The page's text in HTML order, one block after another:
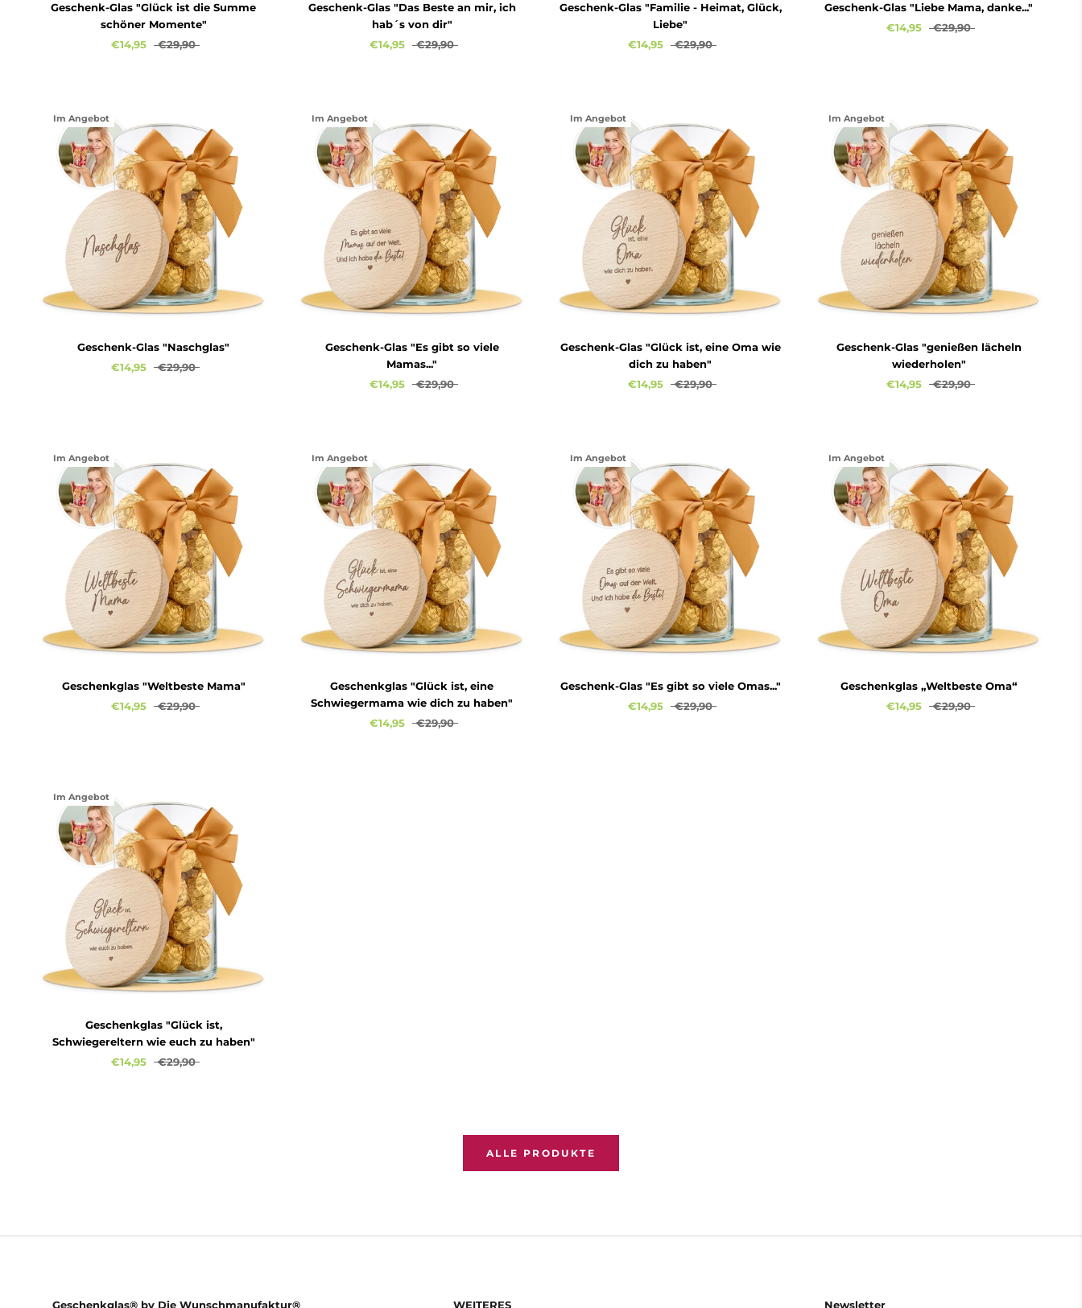
Geschenk-Glas "Glück ist die Summe
schöner Momente"
€14,95
€29,90
Geschenk-Glas "Das Beste an mir, ich
hab´s von dir"
€14,95
€29,90
Geschenk-Glas "Familie - Heimat, Glück,
Liebe"
€14,95
€29,90
Geschenk-Glas "Liebe Mama, danke..."
€14,95
€29,90
Im Angebot
Geschenk-Glas "Naschglas"
€14,95
€29,90
Im Angebot
Geschenk-Glas "Es gibt so viele
Mamas..."
€14,95
€29,90
Im Angebot
Geschenk-Glas "Glück ist, eine Oma wie
dich zu haben"
€14,95
€29,90
Im Angebot
Geschenk-Glas "genießen lächeln
wiederholen"
€14,95
€29,90
Im Angebot
Geschenkglas "Weltbeste Mama"
€14,95
€29,90
Im Angebot
Geschenkglas "Glück ist, eine
Schwiegermama wie dich zu haben"
€14,95
€29,90
Im Angebot
Geschenk-Glas "Es gibt so viele Omas..."
€14,95
€29,90
Im Angebot
Geschenkglas „Weltbeste Oma“
€14,95
€29,90
Im Angebot
Geschenkglas "Glück ist,
Schwiegereltern wie euch zu haben"
€14,95
€29,90
ALLE PRODUKTE
Geschenkglas® by Die Wunschmanufaktur® WEITERES Newsletter